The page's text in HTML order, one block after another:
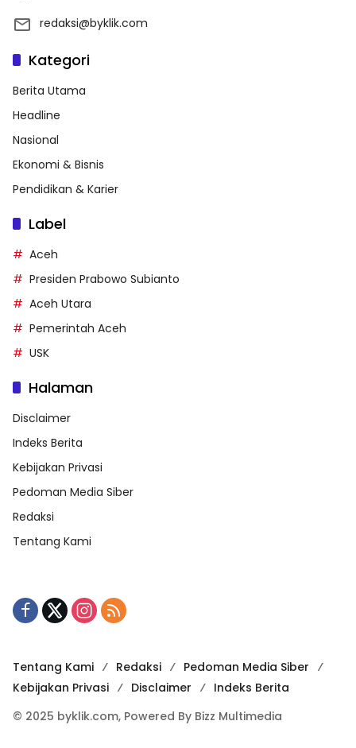
redaksi@byklik.com
Kategori
Berita Utama
Headline
Nasional
Ekonomi & Bisnis
Pendidikan & Karier
Label
Aceh
Presiden Prabowo Subianto
Aceh Utara
Pemerintah Aceh
USK
Halaman
Disclaimer
Indeks Berita
Kebijakan Privasi
Pedoman Media Siber
Redaksi
Tentang Kami
Tentang Kami Redaksi
Pedoman Media Siber
Kebijakan Privasi
Disclaimer
Indeks Berita
© 2025 byklik.com, Powered By Bizz Multimedia